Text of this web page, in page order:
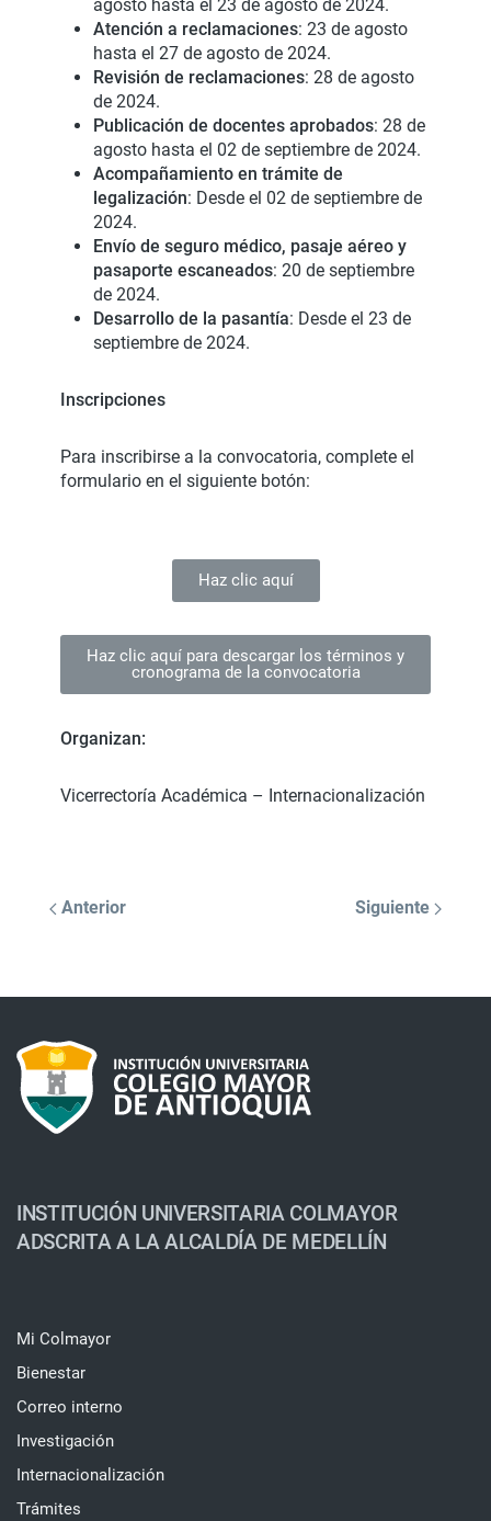
agosto hasta el 23 de agosto de 2024.
Atención a reclamaciones: 23 de agosto
hasta el 27 de agosto de 2024.
Revisión de reclamaciones: 28 de agosto
de 2024.
Publicación de docentes aprobados: 28 de
agosto hasta el 02 de septiembre de 2024.
Acompañamiento en trámite de
legalización: Desde el 02 de septiembre de
2024.
Envío de seguro médico, pasaje aéreo y
pasaporte escaneados: 20 de septiembre
de 2024.
Desarrollo de la pasantía: Desde el 23 de
septiembre de 2024.
Inscripciones
Para inscribirse a la convocatoria, complete el
formulario en el siguiente botón:
Haz clic aquí
Haz clic aquí para descargar los términos y
cronograma de la convocatoria
Organizan:
Vicerrectoría Académica – Internacionalización
Anterior Siguiente
INSTITUCIÓN UNIVERSITARIA COLMAYOR
ADSCRITA A LA ALCALDÍA DE MEDELLÍN
Mi Colmayor
Bienestar
Correo interno
Investigación
Internacionalización
Trámites